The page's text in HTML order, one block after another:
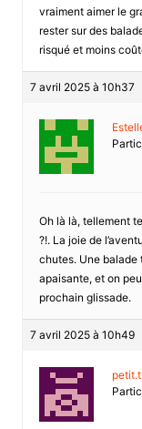
vraiment aimer le
rester sur des
risqué et moins
7 avril 2025 à 10h37
Oh là là, tellement
?!. La joie de
chutes. Une balade
apaisante, et on
prochain glissade.
7 avril 2025 à 10h49